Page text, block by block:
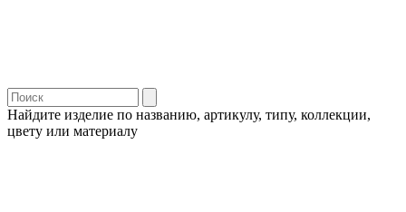
Найдите изделие по названию, артикулу, типу, коллекции,
цвету или материалу